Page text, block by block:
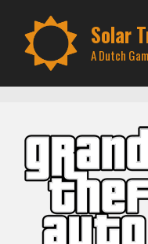
content
Solar
A Dutch